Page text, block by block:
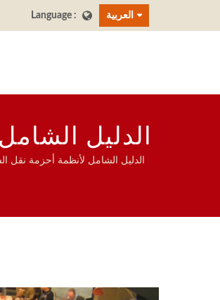
العربية
الدليل
الدليل الشامل لأنظمة أحزمة نقل